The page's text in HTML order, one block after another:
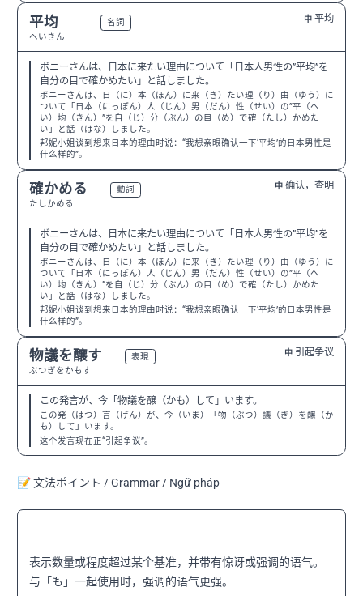
平均
へいきん
名詞 中 平均
ボニーさんは、日本に来たい理由について「日本人男性の”平均”を
自分の目で確かめたい」と話しました。
ボニーさんは、日（に）本（ほん）に来（き）たい理（り）由（ゆう）に
ついて「日本（にっぽん）人（じん）男（だん）性（せい）の”平（へ
い）均（きん）”を自（じ）分（ぶん）の目（め）で確（たし）かめた
い」と話（はな）しました。
邦妮小姐谈到想来日本的理由时说：“我想亲眼确认一下‘平均’的日本男性是
什么样的”。
確かめる
たしかめる
動詞 中 确认，查明
ボニーさんは、日本に来たい理由について「日本人男性の”平均”を
自分の目で確かめたい」と話しました。
ボニーさんは、日（に）本（ほん）に来（き）たい理（り）由（ゆう）に
ついて「日本（にっぽん）人（じん）男（だん）性（せい）の”平（へ
い）均（きん）”を自（じ）分（ぶん）の目（め）で確（たし）かめた
い」と話（はな）しました。
邦妮小姐谈到想来日本的理由时说：“我想亲眼确认一下‘平均’的日本男性是
什么样的”。
物議を醸す
ぶつぎをかもす
表現 中 引起争议
この発言が、今「物議を醸（かも）して」います。
この発（はつ）言（げん）が、今（いま）「物（ぶつ）議（ぎ）を醸（か
も）して」います。
这个发言现在正“引起争议”。
📝 文法ポイント / Grammar / Ngữ pháp
表示数量或程度超过某个基准，并带有惊讶或强调的语气。
与「も」一起使用时，强调的语气更强。